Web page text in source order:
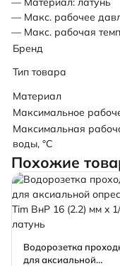
— Макс. рабочее
— Макс. рабочая
Бренд
Тип товара
Материал
Максимальное
Максимальная
воды, °C
Похожие
Водорозетка
для аксиальной